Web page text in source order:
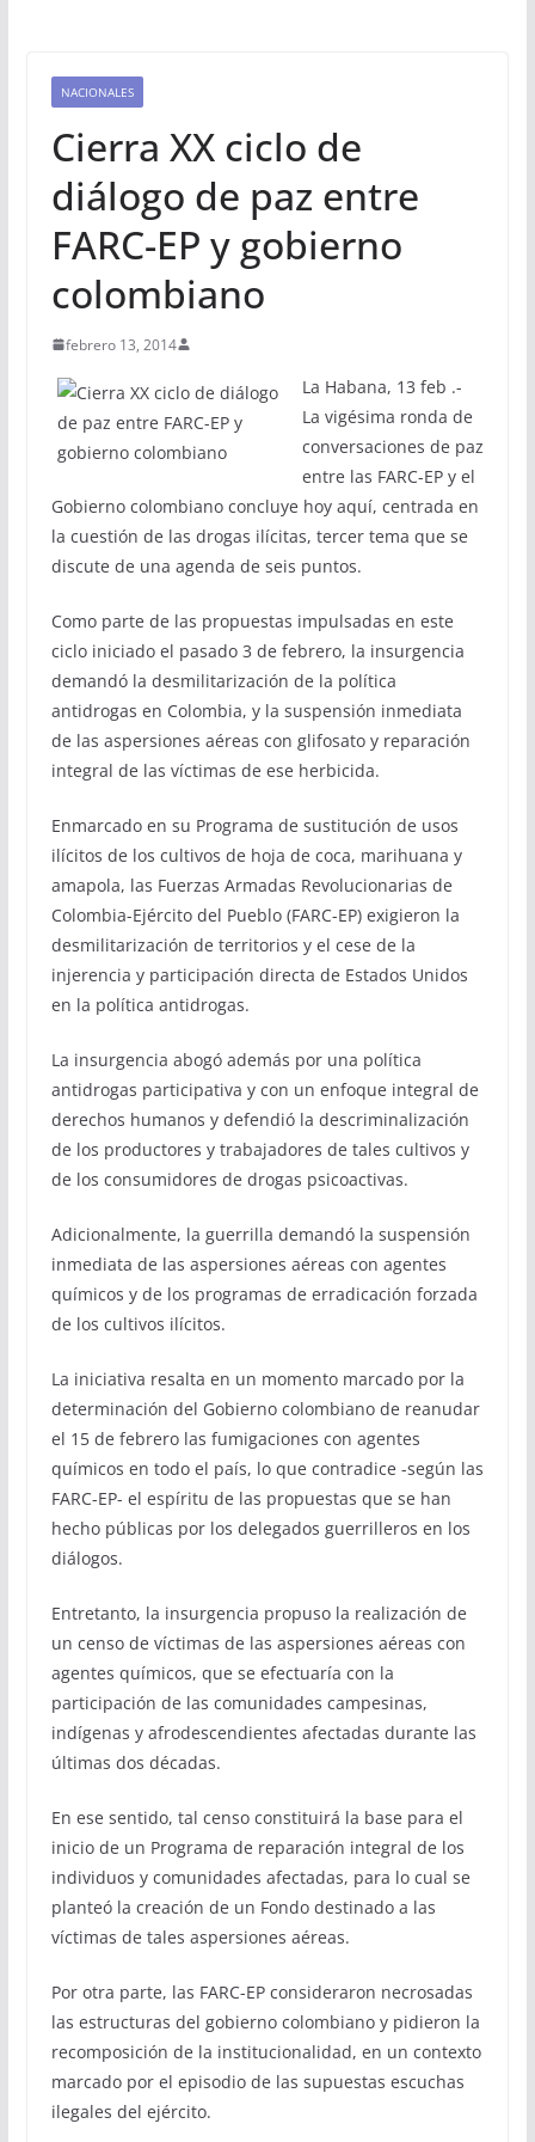
NACIONALES
Cierra XX ciclo de
diálogo de paz entre
FARC-EP y gobierno
colombiano
febrero 13, 2014
La Habana, 13 feb .-
La vigésima ronda de
conversaciones de paz
entre las FARC-EP y el
Gobierno colombiano concluye hoy aquí, centrada en
la cuestión de las drogas ilícitas, tercer tema que se
discute de una agenda de seis puntos.
Como parte de las propuestas impulsadas en este
ciclo iniciado el pasado 3 de febrero, la insurgencia
demandó la desmilitarización de la política
antidrogas en Colombia, y la suspensión inmediata
de las aspersiones aéreas con glifosato y reparación
integral de las víctimas de ese herbicida.
Enmarcado en su Programa de sustitución de usos
ilícitos de los cultivos de hoja de coca, marihuana y
amapola, las Fuerzas Armadas Revolucionarias de
Colombia-Ejército del Pueblo (FARC-EP) exigieron la
desmilitarización de territorios y el cese de la
injerencia y participación directa de Estados Unidos
en la política antidrogas.
La insurgencia abogó además por una política
antidrogas participativa y con un enfoque integral de
derechos humanos y defendió la descriminalización
de los productores y trabajadores de tales cultivos y
de los consumidores de drogas psicoactivas.
Adicionalmente, la guerrilla demandó la suspensión
inmediata de las aspersiones aéreas con agentes
químicos y de los programas de erradicación forzada
de los cultivos ilícitos.
La iniciativa resalta en un momento marcado por la
determinación del Gobierno colombiano de reanudar
el 15 de febrero las fumigaciones con agentes
químicos en todo el país, lo que contradice -según las
FARC-EP- el espíritu de las propuestas que se han
hecho públicas por los delegados guerrilleros en los
diálogos.
Entretanto, la insurgencia propuso la realización de
un censo de víctimas de las aspersiones aéreas con
agentes químicos, que se efectuaría con la
participación de las comunidades campesinas,
indígenas y afrodescendientes afectadas durante las
últimas dos décadas.
En ese sentido, tal censo constituirá la base para el
inicio de un Programa de reparación integral de los
individuos y comunidades afectadas, para lo cual se
planteó la creación de un Fondo destinado a las
víctimas de tales aspersiones aéreas.
Por otra parte, las FARC-EP consideraron necrosadas
las estructuras del gobierno colombiano y pidieron la
recomposición de la institucionalidad, en un contexto
marcado por el episodio de las supuestas escuchas
ilegales del ejército.